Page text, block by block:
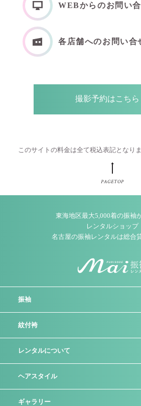
WEBからのお問い
各店舗へのお問い合
撮影予約はこちら
このサイトの料金は全て税込表記となりま
PAGETOP
東海地区最大5,000着の振袖
レンタルショップ
名古屋の振袖レンタルは総合
振袖
紋付袴
レンタルについて
ヘアスタイル
ギャラリー